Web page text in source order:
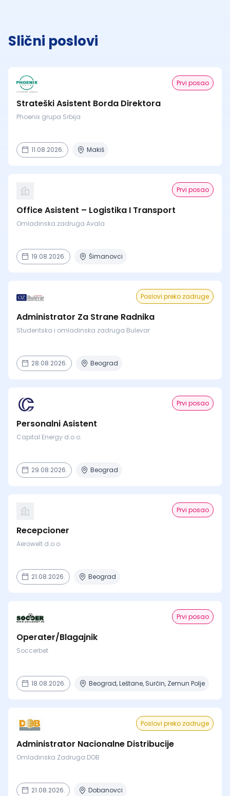
Slični poslovi
Prvi posao
Strateški Asistent Borda Direktora
Phoenix grupa Srbija
11.08.2026. Makiš
Prvi posao
Office Asistent – Logistika I Transport
Omladinska zadruga Avala
19.08.2026. Šimanovci
Poslovi preko zadruge
Administrator Za Strane Radnika
Studentska i omladinska zadruga Bulevar
28.08.2026. Beograd
Prvi posao
Personalni Asistent
Capital Energy d.o.o.
29.08.2026. Beograd
Prvi posao
Recepcioner
Aerowelt d.o.o.
21.08.2026. Beograd
Prvi posao
Operater/Blagajnik
Soccerbet
18.08.2026. Beograd, Leštane, Surčin, Zemun Polje
Poslovi preko zadruge
Administrator Nacionalne Distribucije
Omladinska Zadruga DOB
21.08.2026. Dobanovci